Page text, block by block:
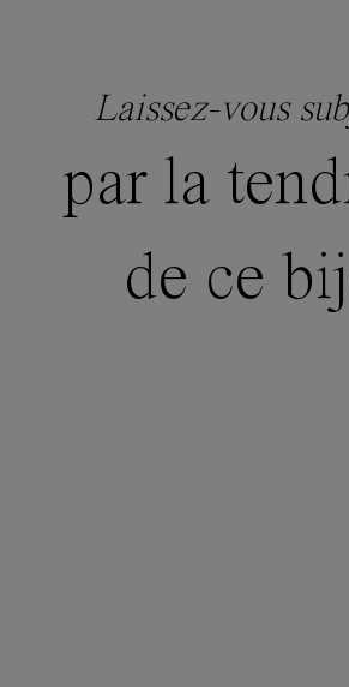
Laissez-vous
par la
de ce